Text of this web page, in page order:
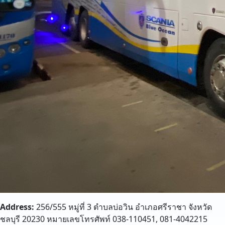
Address: 256/555 หมู่ที่ 3 ตำบลบ่อวิน อำเภอศรีราชา จังหวัด
ชลบุรี 20230 หมายเลขโทรศัพท์ 038-110451, 081-4042215